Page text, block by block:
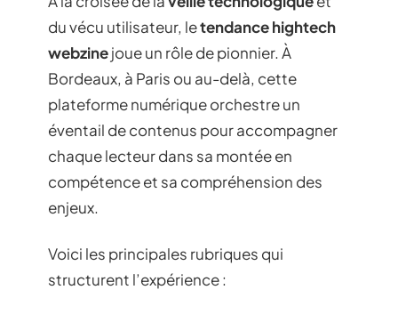
du vécu utilisateur, letendance hightech
webzinejoue un rôle de pionnier. À
Bordeaux, à Paris ou au-delà, cette
plateforme numérique orchestre un
éventail de contenus pour accompagner
chaque lecteur dans sa montée en
compétence et sa compréhension des
enjeux.
Voici les principales rubriques qui
structurent l’expérience :